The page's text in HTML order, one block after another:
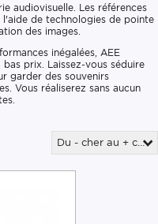
audiovisuelle. Les références
de technologies de pointe
des images.
inégalées, AEE
prix. Laissez-vous séduire
garder des souvenirs
Vous réaliserez sans aucun
Du - cher au + cher